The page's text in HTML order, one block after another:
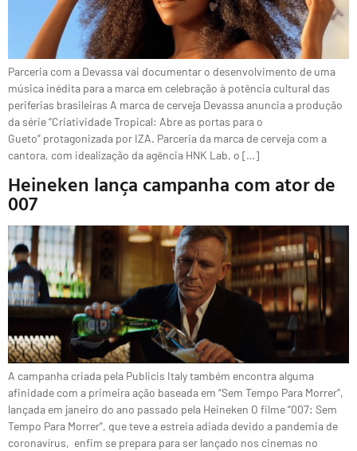
Parceria com a Devassa vai documentar o desenvolvimento de uma
música inédita para a marca em celebração à potência cultural das
periferias brasileiras A marca de cerveja Devassa anuncia a produção
da série “Criatividade Tropical: Abre as portas para o
Gueto” protagonizada por IZA. Parceria da marca de cerveja com a
cantora, com idealização da agência HNK Lab, o […]
Heineken lança campanha com ator de
007
A campanha criada pela Publicis Italy também encontra alguma
afinidade com a primeira ação baseada em “Sem Tempo Para Morrer”,
lançada em janeiro do ano passado pela Heineken O filme “007: Sem
Tempo Para Morrer”, que teve a estreia adiada devido a pandemia de
coronavírus, enfim se prepara para ser lançado nos cinemas no